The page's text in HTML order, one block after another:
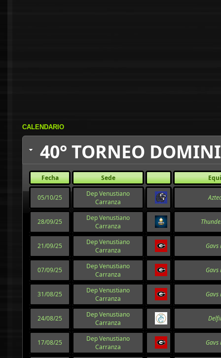
CALENDARIO
40° TORNEO
Fecha Sede
05/10/25
Dep Venustiano
Carranza
28/09/25
Dep Venustiano
Carranza
21/09/25
Dep Venustiano
Carranza
Gavs
07/09/25
Dep Venustiano
Carranza
Gavs
31/08/25
Dep Venustiano
Carranza
Gavs
24/08/25
Dep Venustiano
Carranza
17/08/25
Dep Venustiano
Carranza
Gavs